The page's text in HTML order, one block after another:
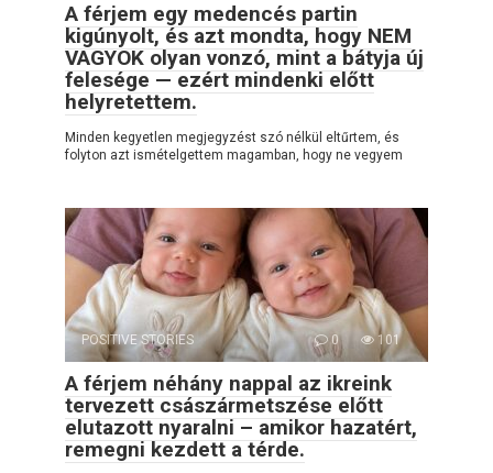
A férjem egy medencés partin
kigúnyolt, és azt mondta, hogy NEM
VAGYOK olyan vonzó, mint a bátyja új
felesége — ezért mindenki előtt
helyretettem.
Minden kegyetlen megjegyzést szó nélkül eltűrtem, és
folyton azt ismételgettem magamban, hogy ne vegyem
POSITIVE STORIES 0 101
A férjem néhány nappal az ikreink
tervezett császármetszése előtt
elutazott nyaralni – amikor hazatért,
remegni kezdett a térde.